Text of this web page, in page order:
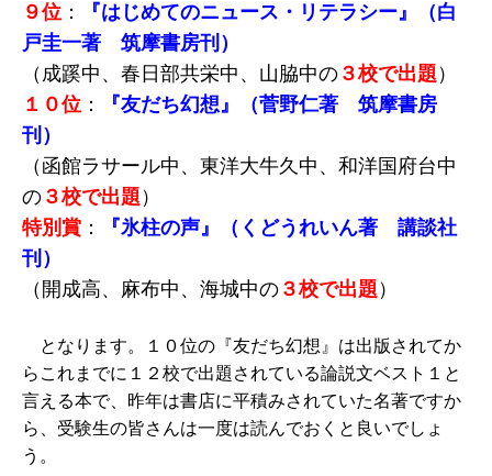
９位 ：
『はじめてのニュース・リテラシー』（白
戸圭一著 筑摩書房刊）
（成蹊中、春日部共栄中、山脇中の ３校で出題 ）
１０位 ：
『友だち幻想』（菅野仁著 筑摩書房
刊）
（函館ラサール中、東洋大牛久中、和洋国府台中
の ３校で出題 ）
特別賞 ：
『氷柱の声』（くどうれいん著 講談社
刊）
（開成高、麻布中、海城中の ３校で出題 ）
となります。１０位の『友だち幻想』は出版されてか
らこれまでに１２校で出題されている論説文ベスト１と
言える本で、昨年は書店に平積みされていた名著ですか
ら、受験生の皆さんは一度は読んでおくと良いでしょ
う。